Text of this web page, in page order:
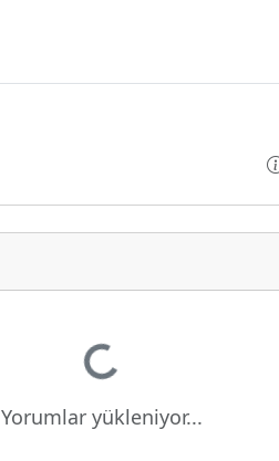
Yükleniyor...
Yorumlar yükleniyor...